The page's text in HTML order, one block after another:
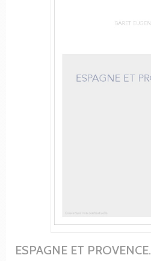
ESPAGNE ET PROVENCE.